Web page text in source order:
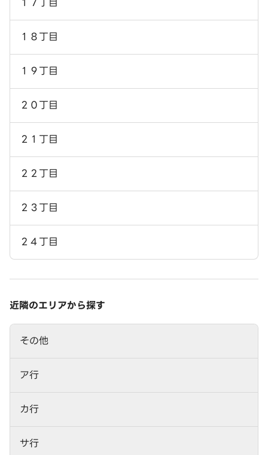
１８丁目
１９丁目
２０丁目
２１丁目
２２丁目
２３丁目
２４丁目
近隣のエリアから探す
その他
ア行
カ行
サ行